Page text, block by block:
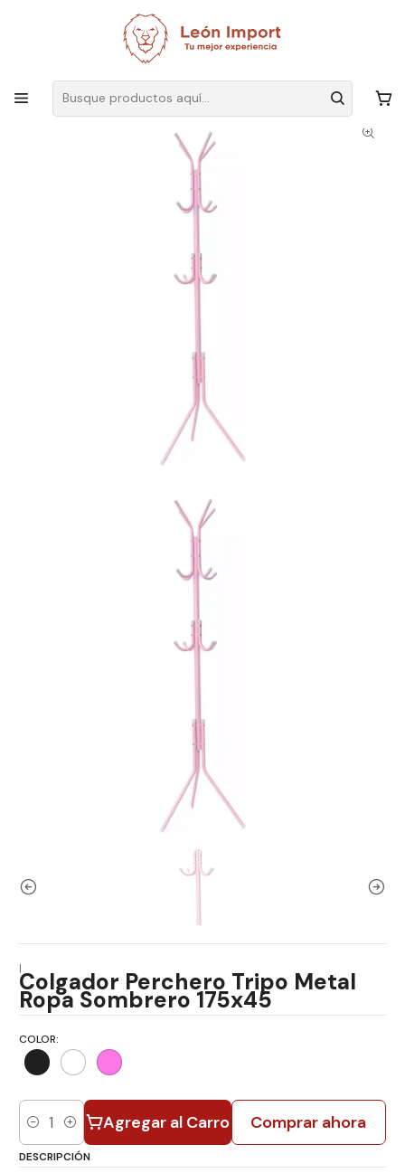
Envíos GRATIS
Organizadores
Colgador Perchero Tripo Metal Ropa Sombrero 175x45
|Colgador Perchero Tripo Metal
Ropa Sombrero 175x45
COLOR:
Cantidad Agregar al Carro Comprar ahora
DESCRIPCIÓN